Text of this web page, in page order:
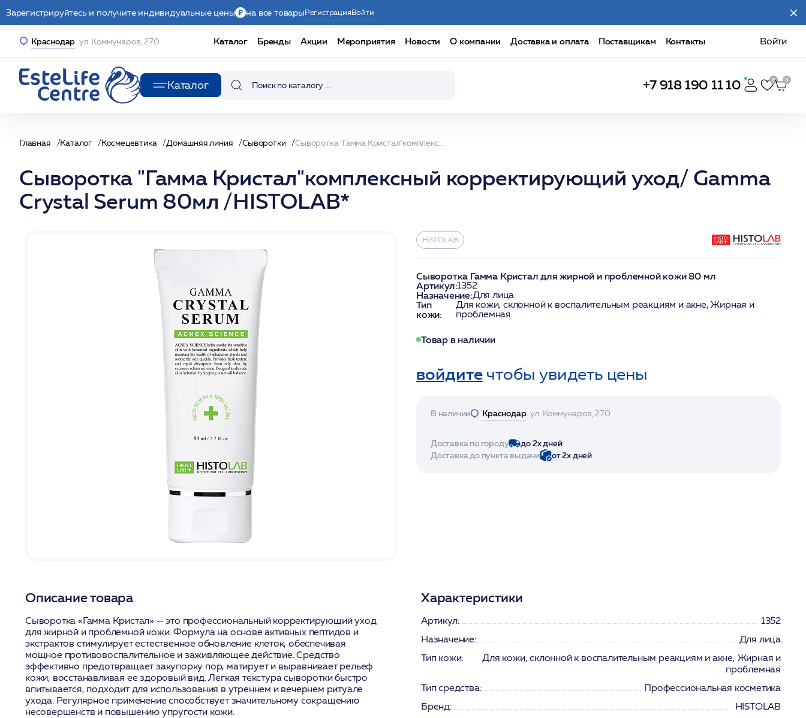
Зарегистрируйтесь и получите индивидуальные цены на все товарыРегистрацияВойти
Краснодар ул. Коммунаров, 270 Каталог Бренды Акции Мероприятия Новости О компании Доставка и оплата Поставщикам Контакты Войти
Каталог +7 918 190 11 10
Главная Каталог Космецевтика Домашняя линия Сыворотки
Сыворотка "Гамма Кристал"комплексный корректирующий уход/ Gamma
Crystal Serum 80мл /HISTOLAB*
HISTOLAB
Сыворотка Гамма Кристал для жирной и проблемной кожи 80 мл
Артикул:1352
Назначение:Для лица
Тип
кожи:
Для кожи, склонной к воспалительным реакциям и акне, Жирная и
проблемная
Товар в наличии
войдитечтобы увидеть цены
В наличии Краснодар ул. Коммунаров, 270
Доставка по городу
до 2х дней
Доставка до пункта выдачи
от 2х дней
Описание товара
Сыворотка «Гамма Кристал» — это профессиональный корректирующий уход
для жирной и проблемной кожи. Формула на основе активных пептидов и
экстрактов стимулирует естественное обновление клеток, обеспечивая
мощное противовоспалительное и заживляющее действие. Средство
эффективно предотвращает закупорку пор, матирует и выравнивает рельеф
кожи, восстанавливая ее здоровый вид. Легкая текстура сыворотки быстро
впитывается, подходит для использования в утреннем и вечернем ритуале
ухода. Регулярное применение способствует значительному сокращению
несовершенств и повышению упругости кожи.
Характеристики
Артикул:
1352
Назначение:
Для лица
Тип кожи:
Для кожи, склонной к воспалительным реакциям и акне, Жирная и
проблемная
Тип средства:
Профессиональная косметика
Бренд:
HISTOLAB